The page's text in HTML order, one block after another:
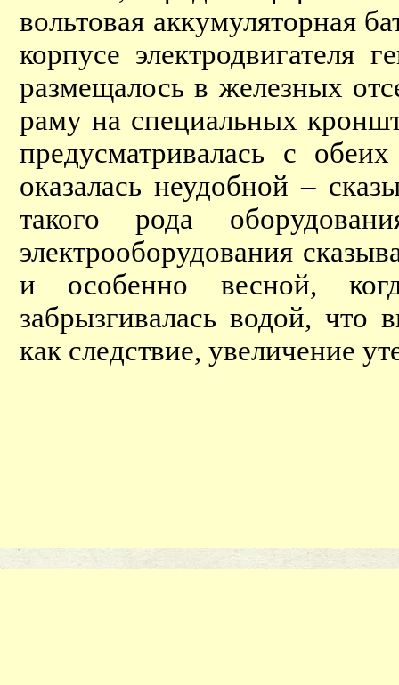
вольтовая аккумуляторная
корпусе электродвигателя
размещалось в железных
раму на специальных
предусматривалась с
оказалась неудобной –
такого рода
электрооборудования
и особенно весной,
забрызгивалась водой, что
как следствие, увеличение